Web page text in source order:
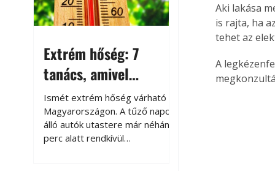
Extrém hőség: 7
tanács, amivel
megóvhatjuk
autónkat a nyári
károktól
Ismét extrém hőség várható
Magyarországon. A tűző napon
álló autók utastere már néhány
perc alatt rendkívül
Aki lakása
is rajta, ha
tehet az
A